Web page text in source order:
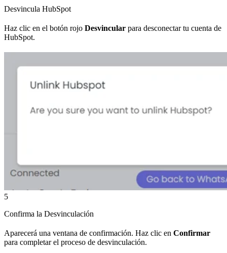
Desvincula HubSpot
Haz clic en el botón rojo Desvincular para desconectar tu cuenta de
HubSpot.
5
Confirma la Desvinculación
Aparecerá una ventana de confirmación. Haz clic en Confirmar
para completar el proceso de desvinculación.